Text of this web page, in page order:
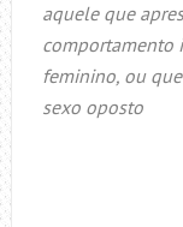
aquele que
comportamento
feminino, ou
sexo oposto